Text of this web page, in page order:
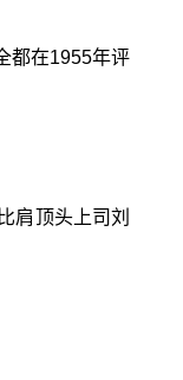
都在1955年评
肩顶头上司刘